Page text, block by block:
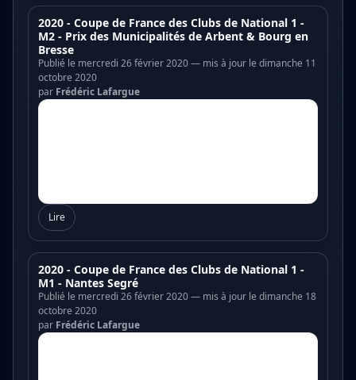
2020 - Coupe de France des Clubs de National 1 -
M2 - Prix des Municipalités de Arbent & Bourg en
Bresse
Publié le mercredi 26 février 2020 — mis à jour le dimanche 11
octobre 2020
par Frédéric Lafargue
Lire
2020 - Coupe de France des Clubs de National 1 -
M1 - Nantes Segré
Publié le mercredi 26 février 2020 — mis à jour le dimanche 18
octobre 2020
par Frédéric Lafargue